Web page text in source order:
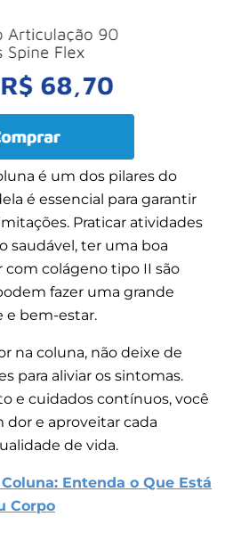
é um dos pilares do
é essencial para garantir
Praticar atividades
saudável, ter uma boa
colágeno tipo II são
fazer uma grande
e bem-estar.
na coluna, não deixe de
para aliviar os sintomas.
e cuidados contínuos, você
dor e aproveitar cada
de vida.
Entenda o Que Está
Corpo